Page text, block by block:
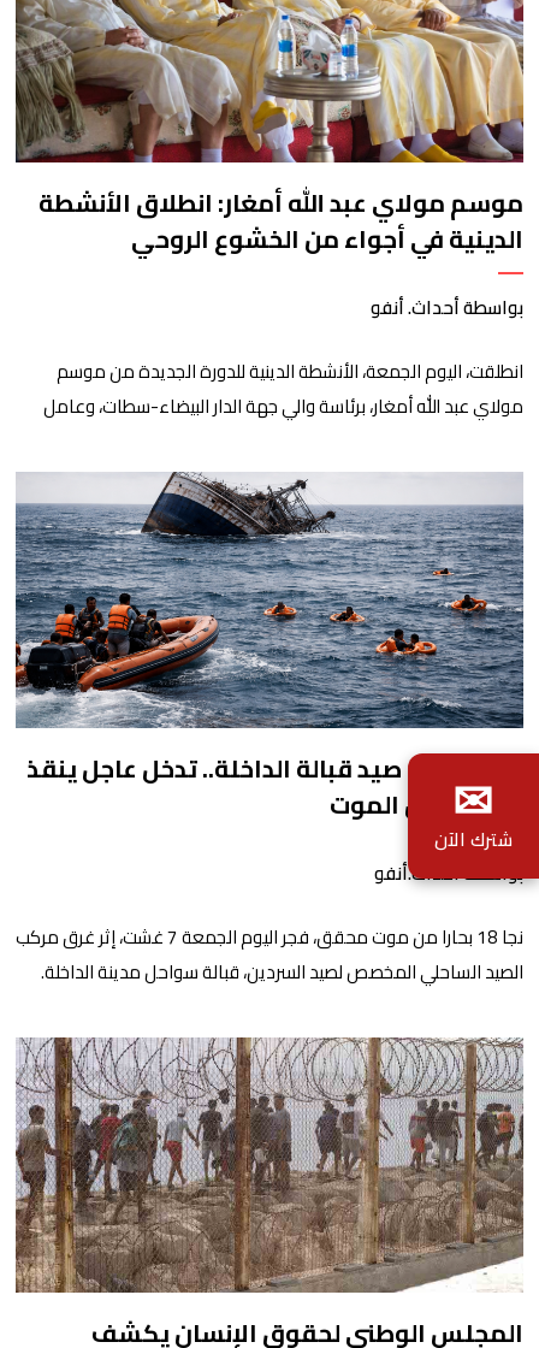
موسم مولاي عبد الله أمغار: انطلاق الأنشطة
الدينية في أجواء من الخشوع الروحي
بواسطة أحداث. أنفو
انطلقت، اليوم الجمعة، الأنشطة الدينية للدورة الجديدة من موسم
مولاي عبد الله أمغار، برئاسة والي جهة الدار البيضاء-سطات، وعامل
للجديدة، ورئيس المجلس العلمي المحلي للجديدة، وذلك بحضور
شخصيات مدنية وعسكرية ودينية. وجرت مراسيم افتتاح فعاليات
الموسم بالخيمة الرسمية، حيث أُلقيت كلمات كل من رئيس المجلس […]
غرق مركب صيد قبالة الداخلة.. تدخل عاجل ينقذ
بواسطة أحداث.أنفو
نجا 18 بحارا من موت محقق، فجر اليوم الجمعة 7 غشت، إثر غرق مركب
الصيد الساحلي المخصص لصيد السردين، قبالة سواحل مدينة الداخلة.
كبيرة من المياه إلى داخل المركب أثناء مزاولته نشاط الصيد البحري، قبل
أن تتفاقم الوضعية وينتهي الأمر بغرقه، ما استنفر عدداً من مراكب […]
المجلس الوطني لحقوق الإنسان يكشف
✉
شترك الآن